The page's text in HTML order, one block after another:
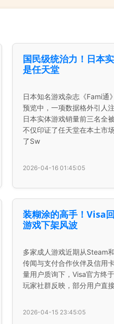
国民级统治力！日本
是任天堂
日本知名游戏杂志《Fami通
预览中，一项数据格外引人
日本实体游戏销量前三名全
不仅印证了任天堂在本土市
了Sw
2026-04-16 01:45:05
装糊涂的高手！Visa
游戏下架风波
多家成人游戏近期从Steam
传闻与支付合作伙伴及信用
量用户质询下，Visa官方终
玩家社群反映，部分用户直
2026-04-15 23:45:05